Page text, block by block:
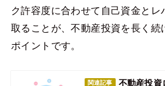
ク許容度に合わせて自己資金とレ
取ることが、不動産投資を長く続
ポイントです。
関連記事
不動産投資